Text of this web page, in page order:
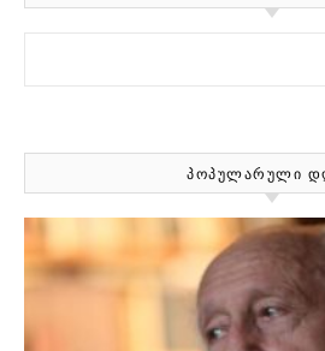
ᲞᲝᲞᲣᲚᲐᲠᲣᲚᲘ